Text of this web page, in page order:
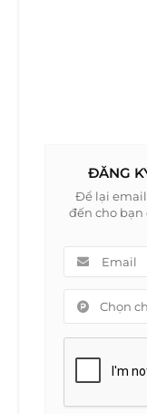
ĐĂNG
Để lại
đến cho
Chọn